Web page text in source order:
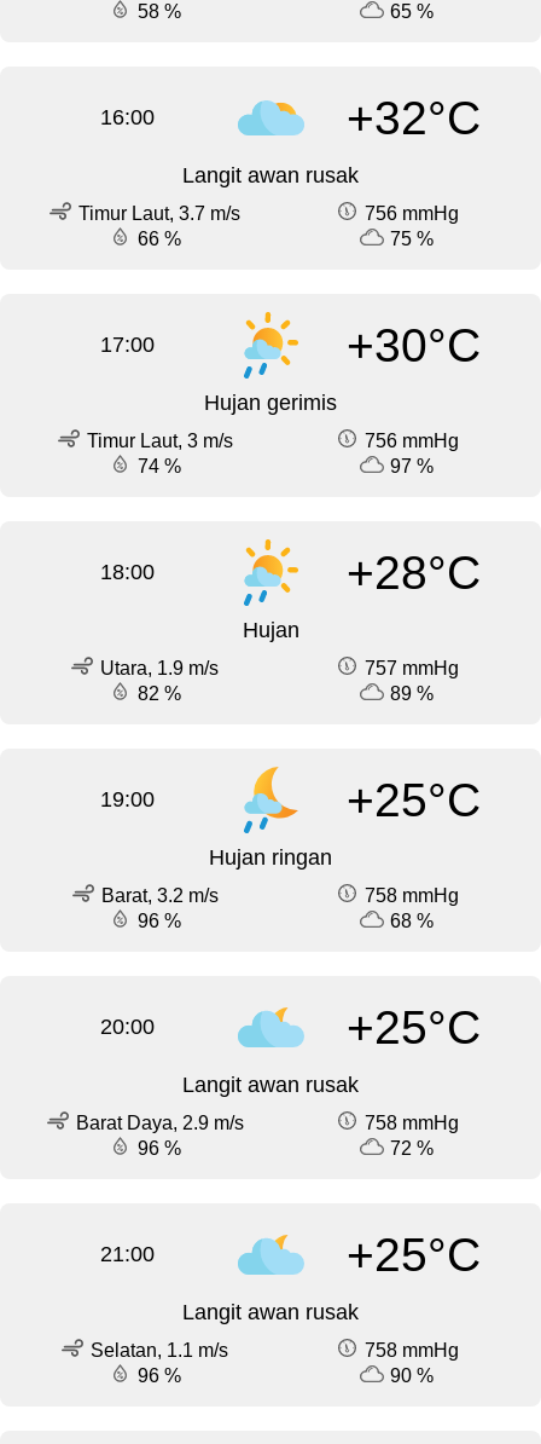
58 %
65 %
16:00 +32°C
Langit awan rusak
Timur Laut, 3.7 m/s
756 mmHg
66 %
75 %
17:00 +30°C
Hujan gerimis
Timur Laut, 3 m/s
756 mmHg
74 %
97 %
18:00 +28°C
Hujan
Utara, 1.9 m/s
757 mmHg
82 %
89 %
19:00 +25°C
Hujan ringan
Barat, 3.2 m/s
758 mmHg
96 %
68 %
20:00 +25°C
Langit awan rusak
Barat Daya, 2.9 m/s
758 mmHg
96 %
72 %
21:00 +25°C
Langit awan rusak
Selatan, 1.1 m/s
758 mmHg
96 %
90 %